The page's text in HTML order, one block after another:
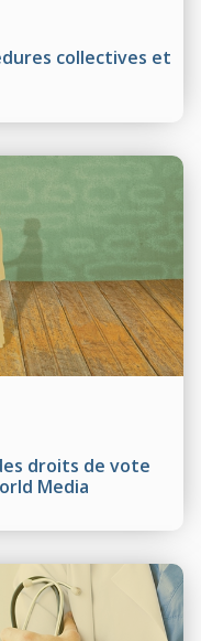
collectives et
droits de vote
Media